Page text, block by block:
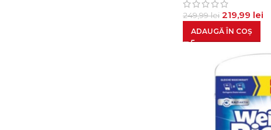
249,99lei 219,99 lei
ADAUGĂ ÎN COȘ